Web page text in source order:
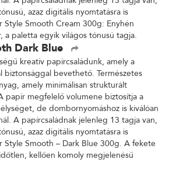
azaz digitális nyomtatásra is
Style Smooth Cream 300g: Enyhén
a paletta egyik világos tónusú tagja.
Dark Blue
kreatív papírcsaládunk, amely a
bevethető. Természetes
amely minimálisan strukturált
papír megfelelő volumene biztosítja a
de dombornyomáshoz is kiválóan
A papírcsaládnak jelenleg 13 tagja van,
azaz digitális nyomtatásra is
Style Smooth – Dark Blue 300g. A fekete
kellően komoly megjelenésű